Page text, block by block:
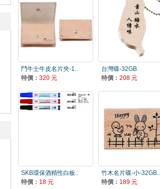
鬥牛士牛皮名片夾-1..
特價： 320 元
台灣碟-32GB
特價： 208 元
SKB環保酒精性白板..
特價： 18 元
竹木名片碟-小-32GB..
特價： 189 元